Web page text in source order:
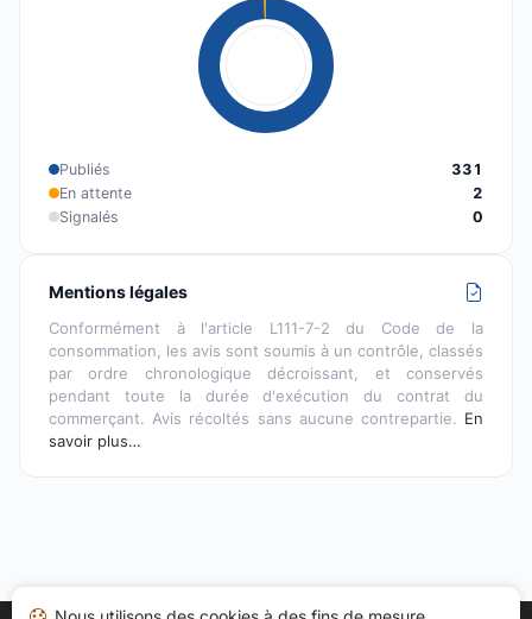
Publiés
331
En attente
2
Signalés
0
Mentions légales
Conformément à l'article L111-7-2 du Code de la
consommation, les avis sont soumis à un contrôle, classés
par ordre chronologique décroissant, et conservés
pendant toute la durée d'exécution du contrat du
commerçant. Avis récoltés sans aucune contrepartie. En
savoir plus…